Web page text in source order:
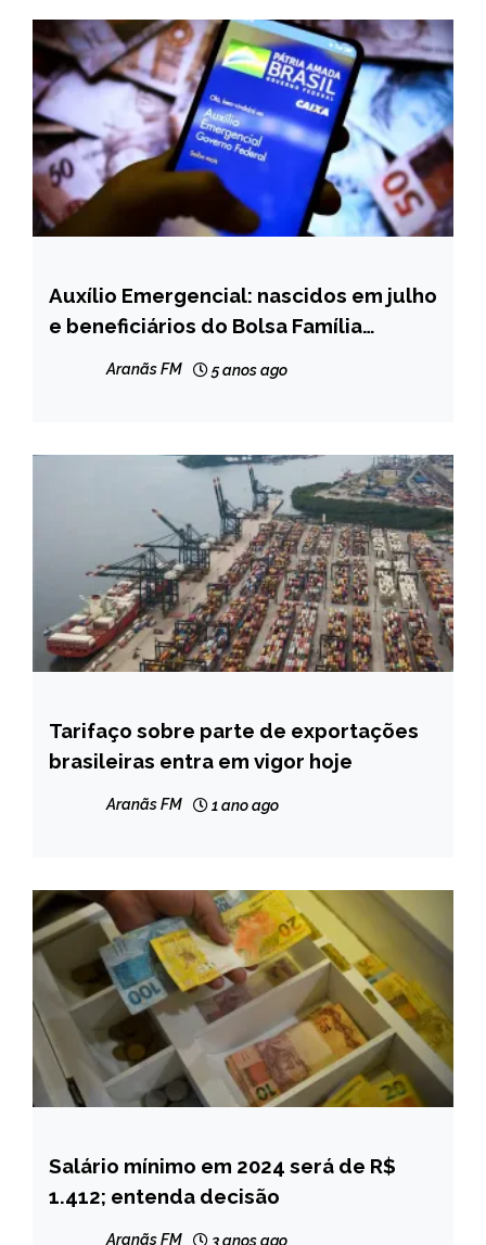
BRASIL
NOTÍCIAS
Auxílio Emergencial: nascidos em julho
e beneficiários do Bolsa Família
Aranãs FM 5 anos ago
BRASIL
NOTÍCIAS
Tarifaço sobre parte de exportações
brasileiras entra em vigor hoje
Aranãs FM 1 ano ago
BRASIL
CAPELINHA
Salário mínimo em 2024 será de R$
1.412; entenda decisão
Aranãs FM 3 anos ago